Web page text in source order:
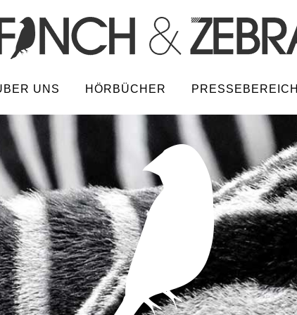
UNS HÖRBÜCHER PRESSEBEREICH